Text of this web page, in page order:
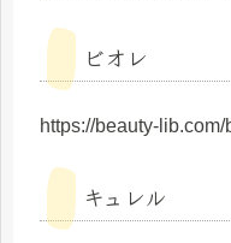
ビオレ
https://beauty-
キュレル